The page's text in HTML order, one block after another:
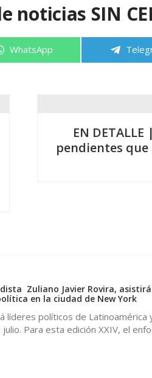
noticias SIN
Compartir
WhatsApp
EN
pendientes que
Zuliano Javier Rovira,
en la ciudad de New York
líderes políticos de Latinoamérica
Para esta edición XXIV, el